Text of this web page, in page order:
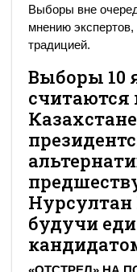
Выборы вне
мнению экспертов,
традицией.
Выборы 10
Нурсултан
будучи